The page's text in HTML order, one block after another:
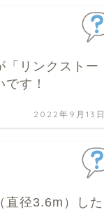
「リンクストー
す！
2022年9月13日
直径3.6m）した